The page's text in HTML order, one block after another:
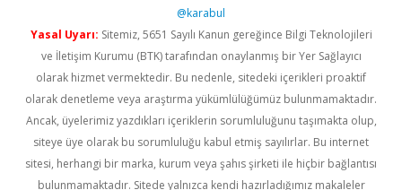
@karabul
Yasal Uyarı: Sitemiz, 5651 Sayılı Kanun gereğince Bilgi Teknolojileri
ve İletişim Kurumu (BTK) tarafından onaylanmış bir Yer Sağlayıcı
olarak hizmet vermektedir. Bu nedenle, sitedeki içerikleri proaktif
olarak denetleme veya araştırma yükümlülüğümüz bulunmamaktadır.
Ancak, üyelerimiz yazdıkları içeriklerin sorumluluğunu taşımakta olup,
siteye üye olarak bu sorumluluğu kabul etmiş sayılırlar. Bu internet
sitesi, herhangi bir marka, kurum veya şahıs şirketi ile hiçbir bağlantısı
bulunmamaktadır. Sitede yalnızca kendi hazırladığımız makaleler